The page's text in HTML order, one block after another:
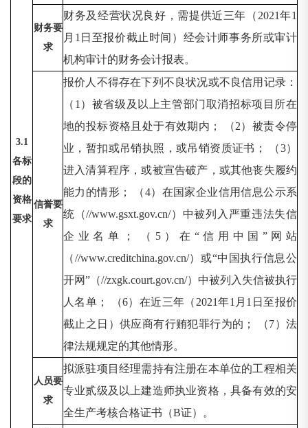
3.1
各标
段的
资格
要求
财务要
求
财务及经营状况良好，需提供近三年（ 2021年1
月1日至报价截止时间）经会计师事务所或审计
机构审计的财务会计报表。
信誉要
求
报价人不得存在下列不良状况或不良信用记录：
（ 1）被省级及以上主管部门取消招标项目所在
地的投标资格且处于有效期内； （2）被责令停
业，暂扣或吊销执照，或吊销资质证书； （3）
进入清算程序，或被宣告破产，或其他丧失履约
能力的情形； （4）在国家企业信用信息公示系
统（//www.gsxt.gov.cn/）中被列入严重违法失信
企业名单； （5）在“信用中国”网站
（//www.creditchina.gov.cn/）或“中国执行信息公
开网”（//zxgk.court.gov.cn/）中被列入失信被执行
人名单； （6）在近三年（2021年1月1日至报价
截止之日）供应商有行贿犯罪行为的； （7）法
律法规规定的其他情形。
人员要
求
拟派驻项目经理需持有注册在本单位的工程相关
专业贰级及以上建造师执业资格，具备有效的安
全生产考核合格证书（B证）。